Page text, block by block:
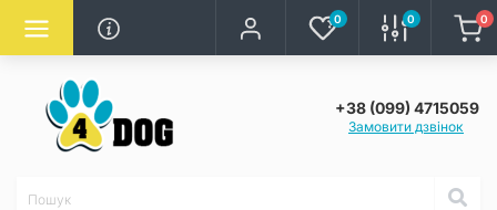
0 0 0
+38 (099) 4715059
Замовити дзвінок